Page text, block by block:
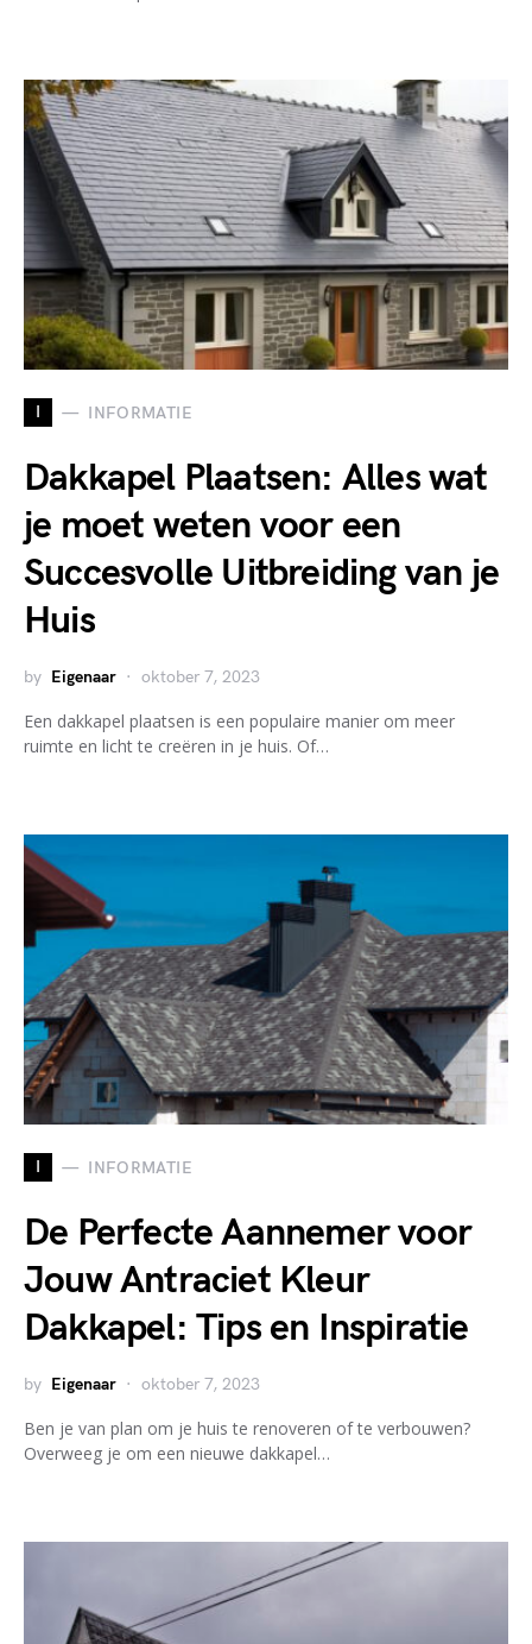
I INFORMATIE
Dakkapel Plaatsen: Alles wat
je moet weten voor een
Succesvolle Uitbreiding van je
Huis
by Eigenaar oktober 7, 2023
Een dakkapel plaatsen is een populaire manier om meer
ruimte en licht te creëren in je huis. Of…
I INFORMATIE
De Perfecte Aannemer voor
Jouw Antraciet Kleur
Dakkapel: Tips en Inspiratie
by Eigenaar oktober 7, 2023
Ben je van plan om je huis te renoveren of te verbouwen?
Overweeg je om een nieuwe dakkapel…